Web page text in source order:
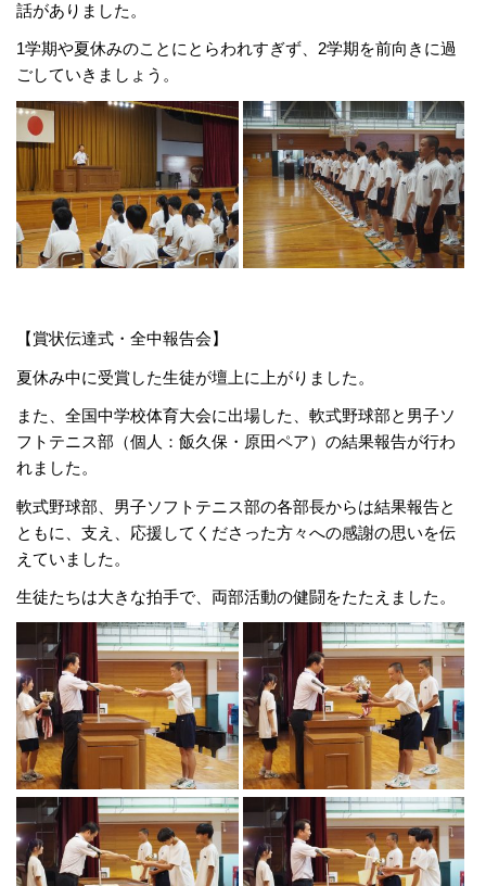
話がありました。
1学期や夏休みのことにとらわれすぎず、2学期を前向きに過
ごしていきましょう。
【賞状伝達式・全中報告会】
夏休み中に受賞した生徒が壇上に上がりました。
また、全国中学校体育大会に出場した、軟式野球部と男子ソ
フトテニス部（個人：飯久保・原田ペア）の結果報告が行わ
れました。
軟式野球部、男子ソフトテニス部の各部長からは結果報告と
ともに、支え、応援してくださった方々への感謝の思いを伝
えていました。
生徒たちは大きな拍手で、両部活動の健闘をたたえました。